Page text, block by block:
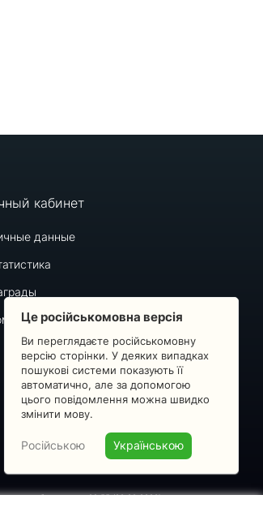
кабинет
данные
обновления: 09:55 (08.08.2026)
Це російськомовна версія
Ви переглядаєте російськомовну
версію сторінки. У деяких випадках
пошукові системи показують її
автоматично, але за допомогою
цього повідомлення можна швидко
змінити мову.
Російською Українською